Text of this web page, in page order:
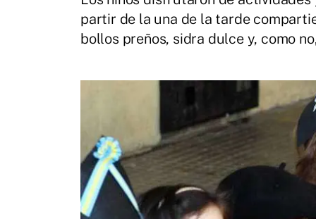
partir de la una de la tarde
bollos preños, sidra dulce y, como